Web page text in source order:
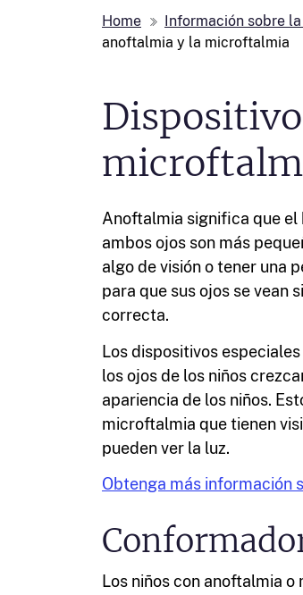
Home Información sobre
anoftalmia y la microftalmia
Anoftalmia significa que el
ambos ojos son más
algo de visión o tener una
para que sus ojos se vean
correcta.
Los dispositivos
los ojos de los niños
apariencia de los niños.
microftalmia que tienen
pueden ver la luz.
Obtenga más información
Los niños con anoftalmia